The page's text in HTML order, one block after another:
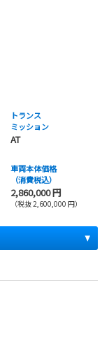
トランス
ミッション
AT
車両本体価格
（消費税込）
2,860,000 円
（税抜 2,600,000 円）